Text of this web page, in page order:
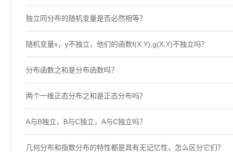
独立同分布的随机变量是否必然相等？
随机变量x，y不独立，他们的函数f(X,Y),g(X,Y)不独立吗？
分布函数之和是分布函数吗？
两个一维正态分布之和是正态分布吗？
A与B独立，B与C独立，A与C独立吗？
几何分布和指数分布的特性都是具有无记忆性，怎么区分它们？